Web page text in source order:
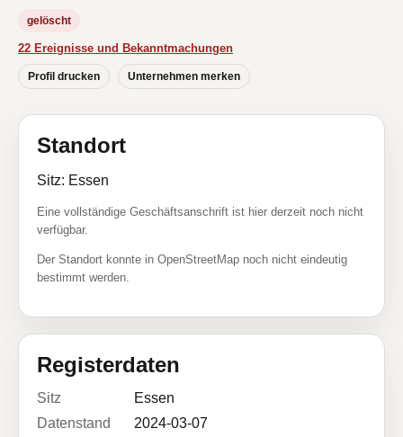
gelöscht
22 Ereignisse und Bekanntmachungen
Profil drucken Unternehmen merken
Standort
Sitz: Essen
Eine vollständige Geschäftsanschrift ist hier derzeit noch nicht
verfügbar.
Der Standort konnte in OpenStreetMap noch nicht eindeutig
bestimmt werden.
Registerdaten
Sitz
Essen
Datenstand
2024-03-07